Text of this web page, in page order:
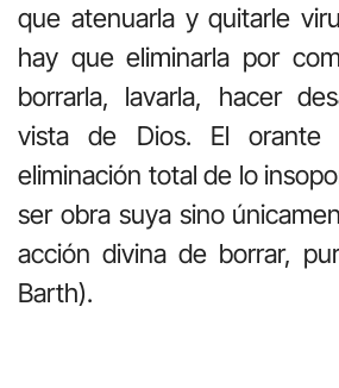
que atenuarla y quitarle
hay que eliminarla por
borrarla, lavarla, hacer
vista de Dios. El orante
eliminación total de lo
ser obra suya sino
acción divina de borrar,
Barth).